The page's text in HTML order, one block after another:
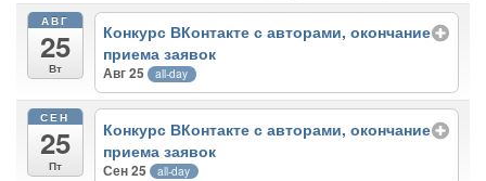
АВГ
25
Вт
Конкурс ВКонтакте с авторами, окончание
приема заявок
Авг 25 all-day
СЕН
25
Пт
Конкурс ВКонтакте с авторами, окончание
приема заявок
Сен 25 all-day